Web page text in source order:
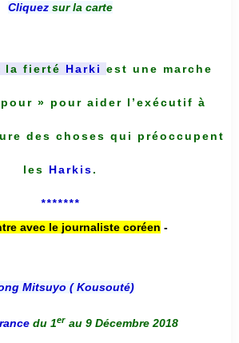
Cliquez sur la carte
la fierté Harki est une marche
» pour aider l’exécutif à
des choses qui préoccupent
les Harkis.
*******
avec le journaliste coréen -
Mitsuyo ( Kousouté)
du 1er au 9 Décembre 2018